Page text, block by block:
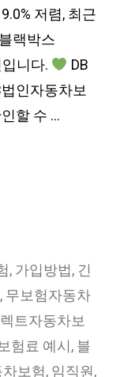
저렴, 최근
랙박스
니다.
DB
인자동차보
할 수 …
, 가입방법, 긴
, 무보험자동차
트자동차보
보험료 예시, 블
보험, 임직원,